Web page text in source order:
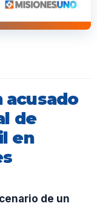
acusado
de
en
de un